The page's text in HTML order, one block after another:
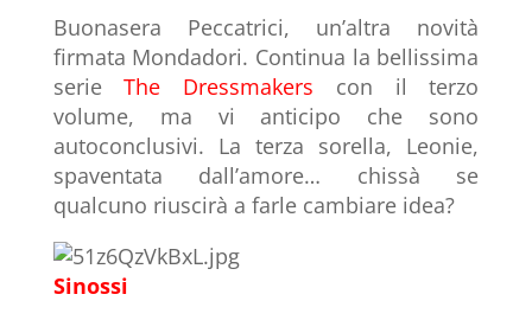
Buonasera Peccatrici, un’altra novità
firmata Mondadori. Continua la bellissima
serieThe Dressmakers con il terzo
volume, ma vi anticipo che sono
autoconclusivi. La terza sorella, Leonie,
spaventata dall’amore… chissà se
qualcuno riuscirà a farle cambiare idea?
Sinossi